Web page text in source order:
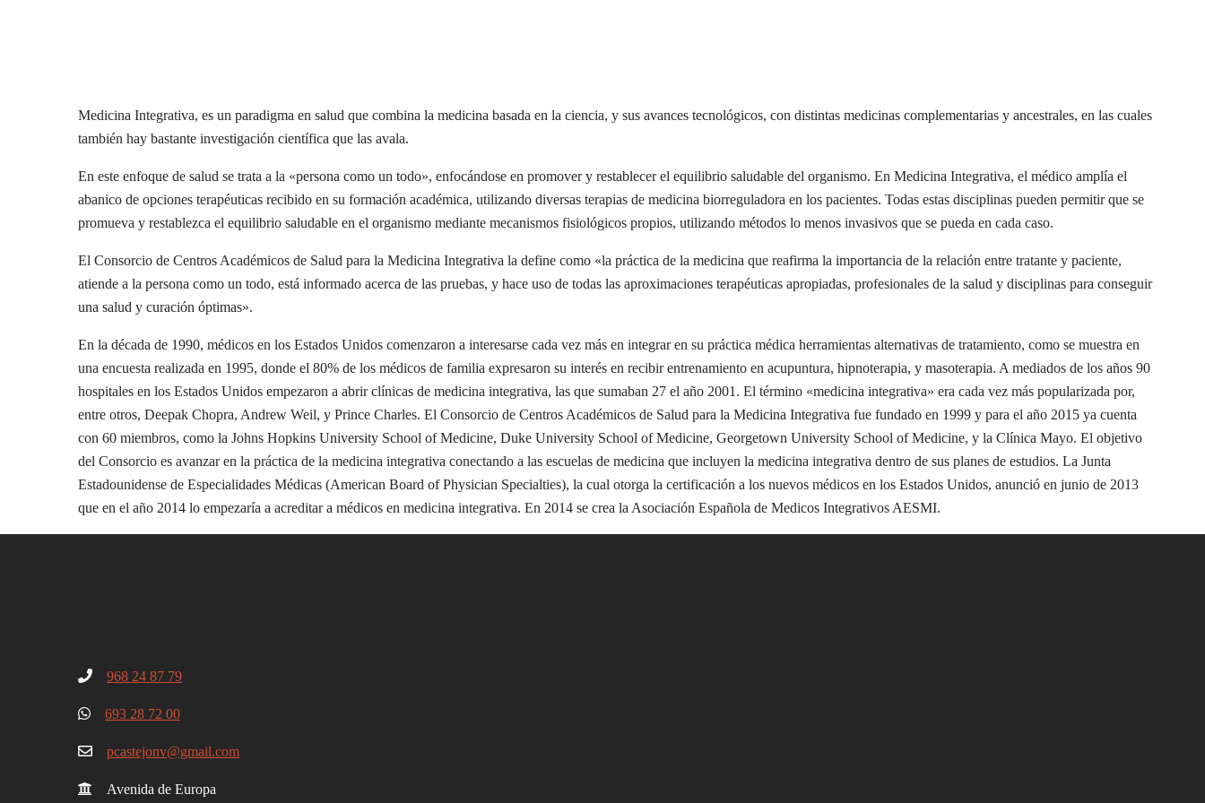
Medicina Integrativa, es un paradigma en salud que combina la medicina basada en la ciencia, y sus avances tecnológicos, con distintas medicinas complementarias y ancestrales, en las cuales
también hay bastante investigación científica que las avala.
En este enfoque de salud se trata a la «persona como un todo», enfocándose en promover y restablecer el equilibrio saludable del organismo. En Medicina Integrativa, el médico amplía el
abanico de opciones terapéuticas recibido en su formación académica, utilizando diversas terapias de medicina biorreguladora en los pacientes. Todas estas disciplinas pueden permitir que se
promueva y restablezca el equilibrio saludable en el organismo mediante mecanismos fisiológicos propios, utilizando métodos lo menos invasivos que se pueda en cada caso.
El Consorcio de Centros Académicos de Salud para la Medicina Integrativa la define como «la práctica de la medicina que reafirma la importancia de la relación entre tratante y paciente,
atiende a la persona como un todo, está informado acerca de las pruebas, y hace uso de todas las aproximaciones terapéuticas apropiadas, profesionales de la salud y disciplinas para conseguir
una salud y curación óptimas».
En la década de 1990, médicos en los Estados Unidos comenzaron a interesarse cada vez más en integrar en su práctica médica herramientas alternativas de tratamiento, como se muestra en
una encuesta realizada en 1995, donde el 80% de los médicos de familia expresaron su interés en recibir entrenamiento en acupuntura, hipnoterapia, y masoterapia. A mediados de los años 90
hospitales en los Estados Unidos empezaron a abrir clínicas de medicina integrativa, las que sumaban 27 el año 2001. El término «medicina integrativa» era cada vez más popularizada por,
entre otros, Deepak Chopra, Andrew Weil, y Prince Charles. El Consorcio de Centros Académicos de Salud para la Medicina Integrativa fue fundado en 1999 y para el año 2015 ya cuenta
con 60 miembros, como la Johns Hopkins University School of Medicine, Duke University School of Medicine, Georgetown University School of Medicine, y la Clínica Mayo. El objetivo
del Consorcio es avanzar en la práctica de la medicina integrativa conectando a las escuelas de medicina que incluyen la medicina integrativa dentro de sus planes de estudios. La Junta
Estadounidense de Especialidades Médicas (American Board of Physician Specialties), la cual otorga la certificación a los nuevos médicos en los Estados Unidos, anunció en junio de 2013
que en el año 2014 lo empezaría a acreditar a médicos en medicina integrativa. En 2014 se crea la Asociación Española de Medicos Integrativos AESMI.
968 24 87 79
693 28 72 00
pcastejonv@gmail.com
Avenida de Europa